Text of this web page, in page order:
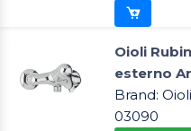
Oioli
esterno
Brand:
03090